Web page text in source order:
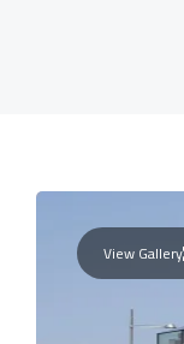
View Gallery